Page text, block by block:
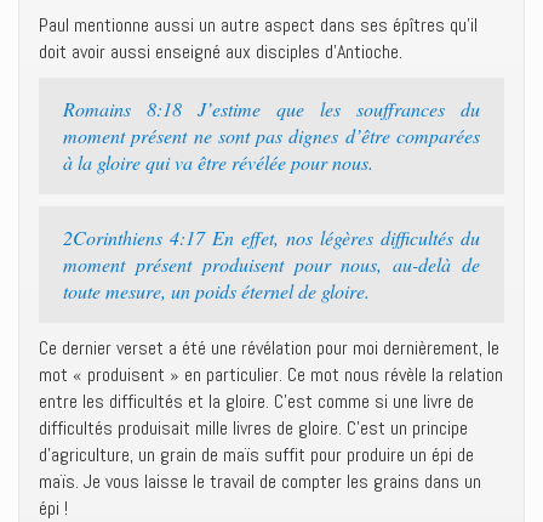
Paul mentionne aussi un autre aspect dans ses épîtres qu’il
doit avoir aussi enseigné aux disciples d’Antioche.
Romains 8:18 J’estime que les souffrances du
moment présent ne sont pas dignes d’être comparées
à la gloire qui va être révélée pour nous.
2Corinthiens 4:17 En effet, nos légères difficultés du
moment présent produisent pour nous, au-delà de
toute mesure, un poids éternel de gloire.
Ce dernier verset a été une révélation pour moi dernièrement, le
mot « produisent » en particulier. Ce mot nous révèle la relation
entre les difficultés et la gloire. C’est comme si une livre de
difficultés produisait mille livres de gloire. C’est un principe
d’agriculture, un grain de maïs suffit pour produire un épi de
maïs. Je vous laisse le travail de compter les grains dans un
épi !